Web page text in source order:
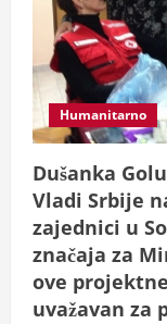
Humanitarno
Dušanka
Vladi Srbije
zajednici u
značaja za
ove
uvažavan za